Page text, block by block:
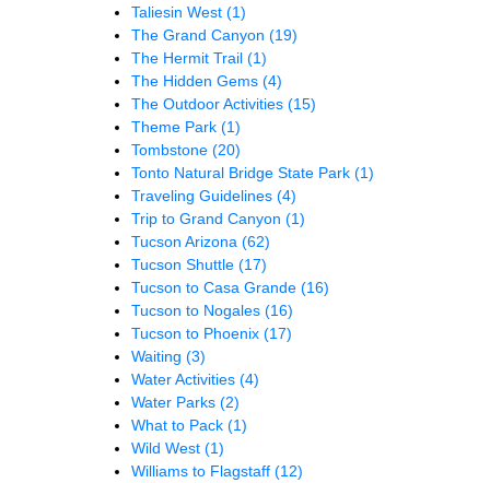
Taliesin West (1)
The Grand Canyon (19)
The Hermit Trail (1)
The Hidden Gems (4)
The Outdoor Activities (15)
Theme Park (1)
Tombstone (20)
Tonto Natural Bridge State Park (1)
Traveling Guidelines (4)
Trip to Grand Canyon (1)
Tucson Arizona (62)
Tucson Shuttle (17)
Tucson to Casa Grande (16)
Tucson to Nogales (16)
Tucson to Phoenix (17)
Waiting (3)
Water Activities (4)
Water Parks (2)
What to Pack (1)
Wild West (1)
Williams to Flagstaff (12)